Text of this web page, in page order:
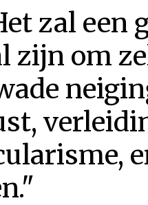
zal een
zijn om